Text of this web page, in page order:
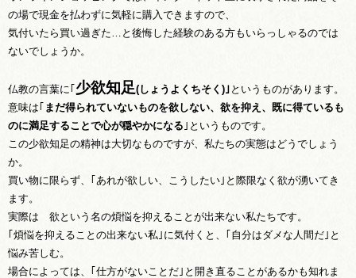
の場で現金を払わずに気軽に購入できますので、
気付いたら買い過ぎた…と後悔した経験のある方もいらっしゃるのでは
ないでしょうか。
仏教の言葉に｢少欲知足(しょうよくちそく) ｣ というものがあります。
意味は｢ まだ得られていないものを欲しない、欲を抑え、既に得ているも
のに満足することで心が穏やかになる ｣というものです。
この少欲知足の精神は大切なものですが、私たちの実態はどうでしょう
か。
買い物に限らず、｢あれが欲しい、こうしたい｣と際限なく欲が湧いてき
ます。
実際は 欲という名の煩悩を抑えることが出来ない私たちです。
｢煩悩を抑えることの出来ない私｣に気付くと、｢自分はダメな人間だ｣と
悩み苦しむ。
場合によっては、｢仕方がないことだ｣と開き直ることがあるかも知れま